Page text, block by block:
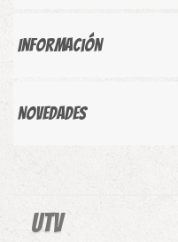
Información
Novedades
Utv